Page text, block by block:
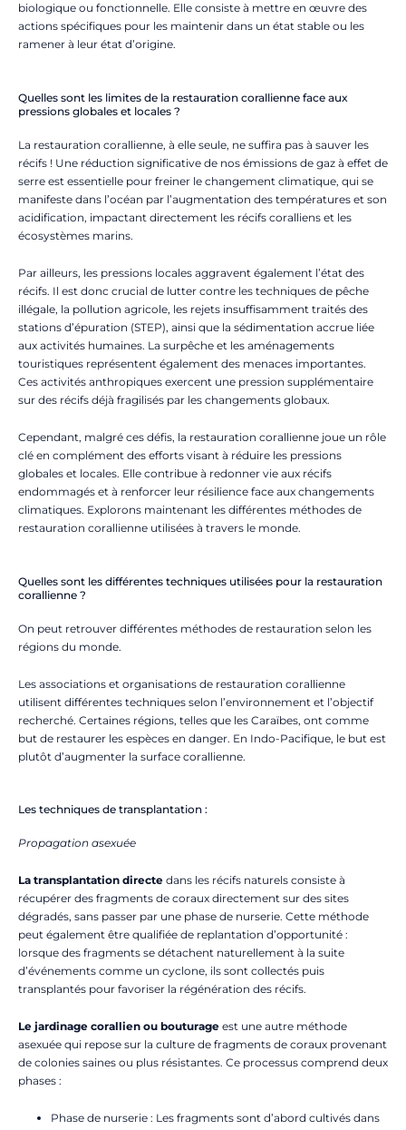
biologique ou fonctionnelle. Elle consiste à mettre en œuvre des
actions spécifiques pour les maintenir dans un état stable ou les
ramener à leur état d’origine.
Quelles sont les limites de la restauration corallienne face aux
pressions globales et locales ?
La restauration corallienne, à elle seule, ne suffira pas à sauver les
récifs ! Une réduction significative de nos émissions de gaz à effet de
serre est essentielle pour freiner le changement climatique, qui se
manifeste dans l’océan par l’augmentation des températures et son
acidification, impactant directement les récifs coralliens et les
écosystèmes marins.
Par ailleurs, les pressions locales aggravent également l’état des
récifs. Il est donc crucial de lutter contre les techniques de pêche
illégale, la pollution agricole, les rejets insuffisamment traités des
stations d’épuration (STEP), ainsi que la sédimentation accrue liée
aux activités humaines. La surpêche et les aménagements
touristiques représentent également des menaces importantes.
Ces activités anthropiques exercent une pression supplémentaire
sur des récifs déjà fragilisés par les changements globaux.
Cependant, malgré ces défis, la restauration corallienne joue un rôle
clé en complément des efforts visant à réduire les pressions
globales et locales. Elle contribue à redonner vie aux récifs
endommagés et à renforcer leur résilience face aux changements
climatiques. Explorons maintenant les différentes méthodes de
restauration corallienne utilisées à travers le monde.
Quelles sont les différentes techniques utilisées pour la restauration
corallienne ?
On peut retrouver différentes méthodes de restauration selon les
régions du monde.
Les associations et organisations de restauration corallienne
utilisent différentes techniques selon l’environnement et l’objectif
recherché. Certaines régions, telles que les Caraïbes, ont comme
but de restaurer les espèces en danger. En Indo-Pacifique, le but est
plutôt d’augmenter la surface corallienne.
Les techniques de transplantation :
Propagation asexuée
La transplantation directe dans les récifs naturels consiste à
récupérer des fragments de coraux directement sur des sites
dégradés, sans passer par une phase de nurserie. Cette méthode
peut également être qualifiée de replantation d’opportunité :
lorsque des fragments se détachent naturellement à la suite
d’événements comme un cyclone, ils sont collectés puis
transplantés pour favoriser la régénération des récifs.
Le jardinage corallien ou bouturage est une autre méthode
asexuée qui repose sur la culture de fragments de coraux provenant
de colonies saines ou plus résistantes. Ce processus comprend deux
phases :
Phase de nurserie : Les fragments sont d’abord cultivés dans